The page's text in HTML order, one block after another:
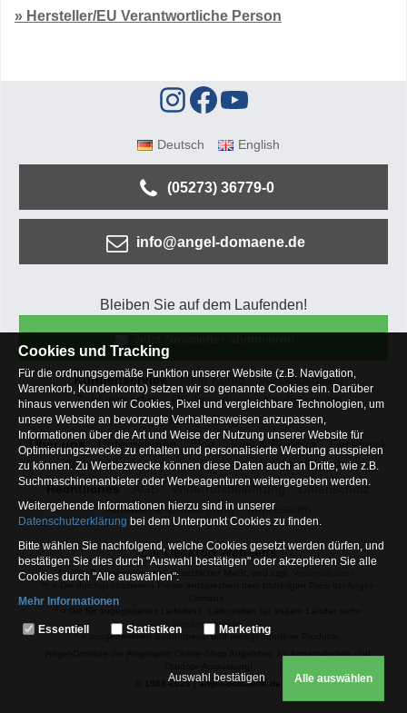
» Hersteller/EU Verantwortliche Person
Deutsch English
(05273) 36779-0
info@angel-domaene.de
Bleiben Sie auf dem Laufenden!
Kundenservice Mein Konto
Versandkosten
Zahlungsarten
Rücksendung
Kaufberatung
Häufige Fragen
Über uns
Unternehmen Blog Jobs & Praktika
Facebook
Osterfeldsee
Archiv Sitemap
Kontaktformular
Rechtliches
AGB Widerrufsbelehrung
Datenschutz
Altbatterie-Entsorgung
Impressum
Zur Desktop Webseite
* = Alle Preisangaben inkl. gesetzlicher MwSt. und zzgl.
Versandinfoseite.
2= ausgenommen Sonderpeise und preisgebundene Produkte.
© 1989-2024 | angel-domaene.de
Cookies und Tracking
Für die ordnungsgemäße Funktion unserer Website (z.B. Navigation,
Warenkorb, Kundenkonto) setzen wir so genannte Cookies ein. Darüber
hinaus verwenden wir Cookies, Pixel und vergleichbare Technologien, um
unsere Website an bevorzugte Verhaltensweisen anzupassen,
Informationen über die Art und Weise der Nutzung unserer Website für
Optimierungszwecke zu erhalten und personalisierte Werbung ausspielen
zu können. Zu Werbezwecke können diese Daten auch an Dritte, wie z.B.
Suchmaschinenanbieter oder Werbeagenturen weitergegeben werden.
Weitergehende Informationen hierzu sind in unserer
Datenschutzerklärung bei dem Unterpunkt Cookies zu finden.
Bitte wählen Sie nachfolgend, welche Cookies gesetzt werden dürfen, und
bestätigen Sie dies durch "Auswahl bestätigen" oder akzeptieren Sie alle
Cookies durch "Alle auswählen":
Mehr Informationen
Essentiell
weshalb auf diese nicht verzichtet werden kann
Essentiell Statistiken Marketing
Auswahl bestätigen Alle auswählen